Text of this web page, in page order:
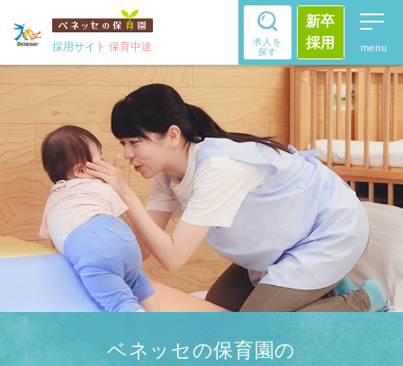
採用サイト 保育中途
求人を
探す
新卒
採用
ベネッセの保育園の